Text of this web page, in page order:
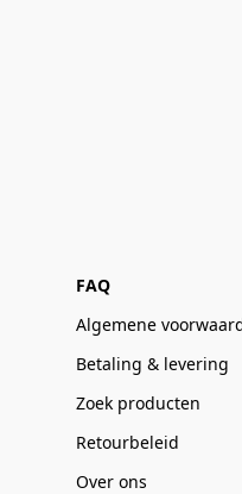
FAQ
Algemene
Betaling & levering
Zoek producten
Retourbeleid
Over ons